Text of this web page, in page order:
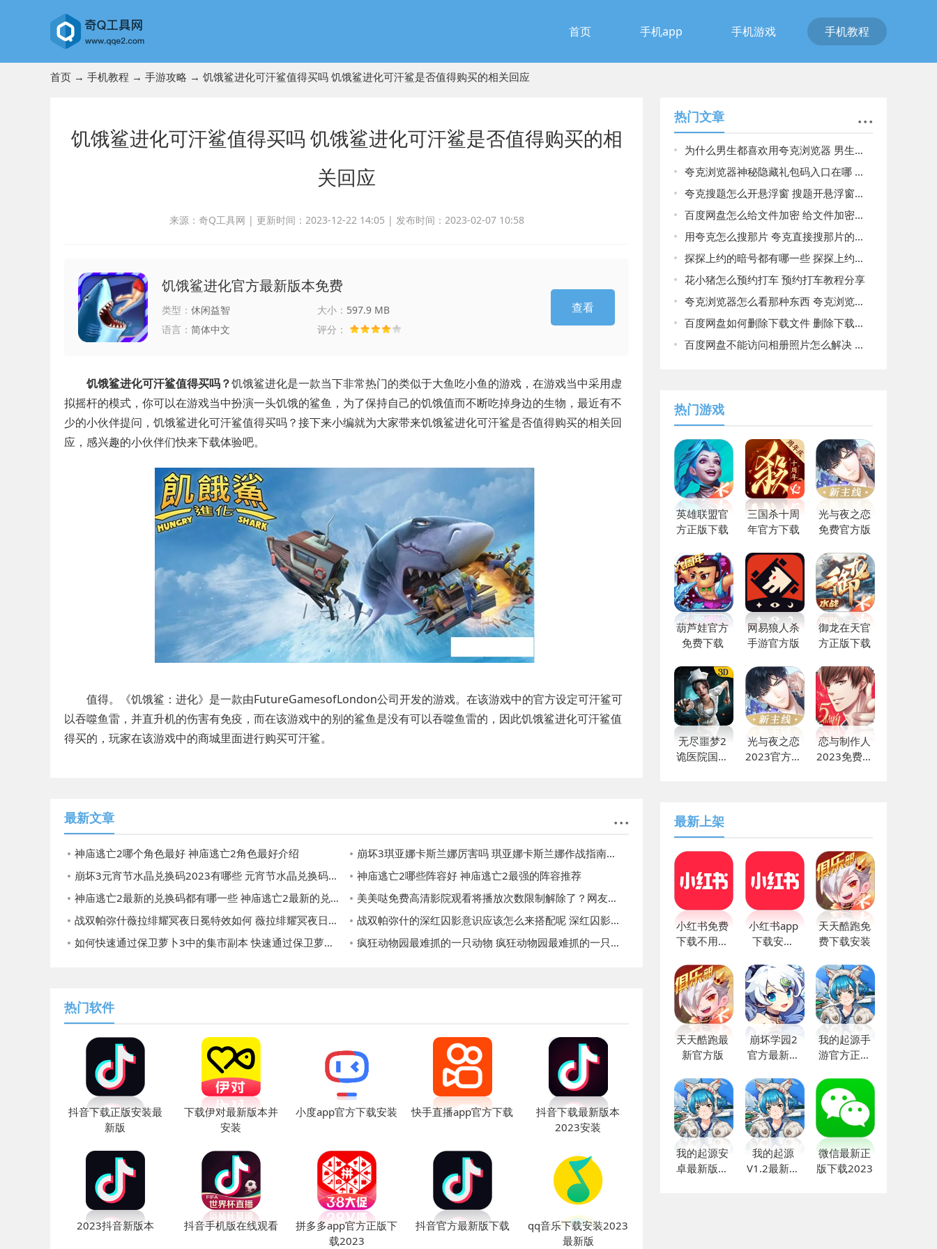
首页 手机app 手机游戏 手机教程
首页 → 手机教程 → 手游攻略 → 饥饿鲨进化可汗鲨值得买吗 饥饿鲨进化可汗鲨是否值得购买的相关回应
饥饿鲨进化可汗鲨值得买吗 饥饿鲨进化可汗鲨是否值得购买的相
关回应
来源：奇Q工具网 | 更新时间：2023-12-22 14:05 | 发布时间：2023-02-07 10:58
饥饿鲨进化官方最新版本免费
类型： 休闲益智 大小： 597.9 MB
语言： 简体中文 评分：
查看
饥饿鲨进化可汗鲨值得买吗？饥饿鲨进化是一款当下非常热门的类似于大鱼吃小鱼的游戏，在游戏当中采用虚
拟摇杆的模式，你可以在游戏当中扮演一头饥饿的鲨鱼，为了保持自己的饥饿值而不断吃掉身边的生物，最近有不
少的小伙伴提问，饥饿鲨进化可汗鲨值得买吗？接下来小编就为大家带来饥饿鲨进化可汗鲨是否值得购买的相关回
应，感兴趣的小伙伴们快来下载体验吧。
值得。《饥饿鲨：进化》是一款由FutureGamesofLondon公司开发的游戏。在该游戏中的官方设定可汗鲨可
以吞噬鱼雷，并直升机的伤害有免疫，而在该游戏中的别的鲨鱼是没有可以吞噬鱼雷的，因此饥饿鲨进化可汗鲨值
得买的，玩家在该游戏中的商城里面进行购买可汗鲨。
最新文章
神庙逃亡2哪个角色最好 神庙逃亡2角色最好介绍
崩坏3琪亚娜卡斯兰娜厉害吗 琪亚娜卡斯兰娜作战指南攻略
崩坏3元宵节水晶兑换码2023有哪些 元宵节水晶兑换码2023一览
神庙逃亡2哪些阵容好 神庙逃亡2最强的阵容推荐
神庙逃亡2最新的兑换码都有哪一些 神庙逃亡2最新的兑换码大全
美美哒免费高清影院观看将播放次数限制解除了？网友：还支持倍速播放！
战双帕弥什薇拉绯耀冥夜日冕特效如何 薇拉绯耀冥夜日冕特效一览
战双帕弥什的深红囚影意识应该怎么来搭配呢 深红囚影意识搭配推荐
如何快速通过保卫萝卜3中的集市副本 快速通过保卫萝卜3中的集市副本的方法
疯狂动物园最难抓的一只动物 疯狂动物园最难抓的一只动物解析
热门软件
抖音下载正版安装最
新版
下载伊对最新版本并
安装
小度app官方下载安装 快手直播app官方下载
抖音下载最新版本
2023安装
2023抖音新版本 抖音手机版在线观看
拼多多app官方正版下
载2023
抖音官方最新版下载
qq音乐下载安装2023
最新版
热门文章
为什么男生都喜欢用夸克浏览器 男生都喜欢用夸克浏览器原因揭晓
夸克浏览器神秘隐藏礼包码入口在哪 夸克浏览器神秘隐藏礼包码入口介绍
夸克搜题怎么开悬浮窗 搜题开悬浮窗方法介绍
百度网盘怎么给文件加密 给文件加密方法介绍
用夸克怎么搜那片 夸克直接搜那片的方法
探探上约的暗号都有哪一些 探探上约的暗号大全
花小猪怎么预约打车 预约打车教程分享
夸克浏览器怎么看那种东西 夸克浏览器快速查看那种东西的方法
百度网盘如何删除下载文件 删除下载文件方法
百度网盘不能访问相册照片怎么解决 不能访问相册照片解决方法
热门游戏
英雄联盟官
方正版下载
三国杀十周
年官方下载
光与夜之恋
免费官方版
葫芦娃官方
免费下载
网易狼人杀
手游官方版
御龙在天官
方正版下载
无尽噩梦2
诡医院国际
光与夜之恋
2023官方最
恋与制作人
2023免费下
最新上架
小红书免费
下载不用登
小红书app
下载安装
天天酷跑免
费下载安装
天天酷跑最
新官方版
崩坏学园2
官方最新正
我的起源手
游官方正版
我的起源安
卓最新版下
我的起源
V1.2最新版
微信最新正
版下载2023